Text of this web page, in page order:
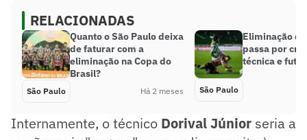
RELACIONADAS
Quanto o São Paulo deixa
de faturar com a
eliminação na Copa do
Brasil?
São Paulo Há 2 meses
Eliminação
passa por
técnica e
São Paulo
Internamente, o técnico Dorival Júnior seria a